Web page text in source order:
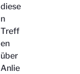
diese
n
Treff
en
über
Anlie